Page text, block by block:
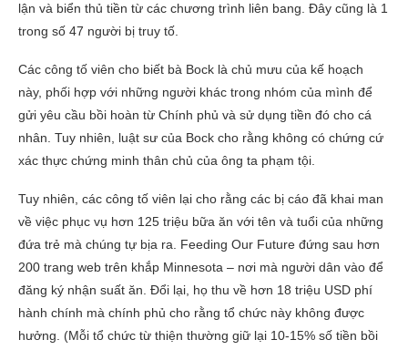
lận và biển thủ tiền từ các chương trình liên bang. Đây cũng là 1
trong số 47 người bị truy tố.
Các công tố viên cho biết bà Bock là chủ mưu của kế hoạch
này, phối hợp với những người khác trong nhóm của mình để
gửi yêu cầu bồi hoàn từ Chính phủ và sử dụng tiền đó cho cá
nhân. Tuy nhiên, luật sư của Bock cho rằng không có chứng cứ
xác thực chứng minh thân chủ của ông ta phạm tội.
Tuy nhiên, các công tố viên lại cho rằng các bị cáo đã khai man
về việc phục vụ hơn 125 triệu bữa ăn với tên và tuổi của những
đứa trẻ mà chúng tự bịa ra. Feeding Our Future đứng sau hơn
200 trang web trên khắp Minnesota – nơi mà người dân vào để
đăng ký nhận suất ăn. Đổi lại, họ thu về hơn 18 triệu USD phí
hành chính mà chính phủ cho rằng tổ chức này không được
hưởng. (Mỗi tổ chức từ thiện thường giữ lại 10-15% số tiền bồi